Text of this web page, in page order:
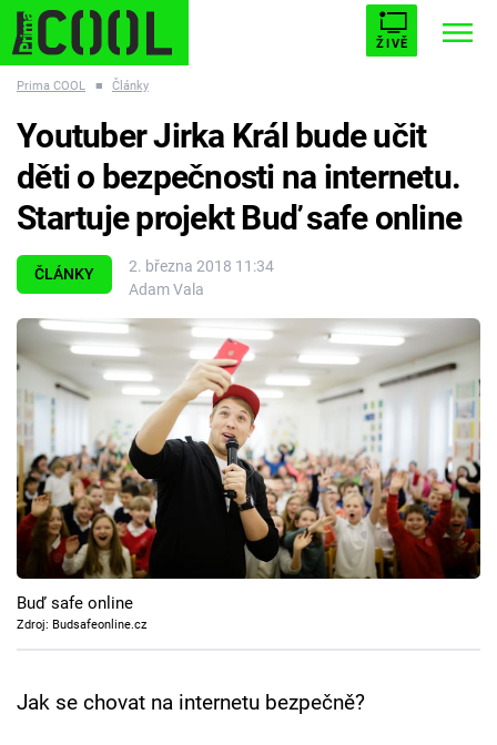
ŽIVĚ
ESCAPE PLNEJ KOTEL AVENGERS 5
Témata
Filmy
Seriály
Hry
Cool Esport
Pořady
TV Program
Prima COOL ■ Články
ČLÁNKY
2. března 2018 11:34
Adam Vala
Youtuber Jirka Král bude učit
děti o bezpečnosti na internetu.
Startuje projekt Buď safe online
Buď safe online
Zdroj: Budsafeonline.cz
Jak se chovat na internetu bezpečně?